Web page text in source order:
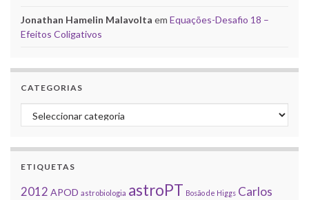
Jonathan Hamelin Malavolta em Equações-Desafio 18 –
Efeitos Coligativos
CATEGORIAS
Categorias
ETIQUETAS
2012 APOD astrobiologia astroPT Bosão de Higgs Carlos